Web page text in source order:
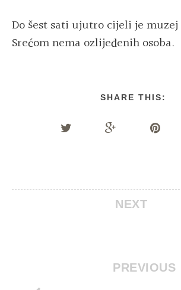
Do šest sati ujutro cijeli je
Srećom nema ozlijeđenih osoba.
SHARE THIS:
NEXT
PREVIOUS